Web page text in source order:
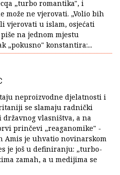
„turbo romantika", i
može ne vjerovati. „Volio bih
vjerovati u islam, osjećati
na jednom mjestu
„pokusno" konstantira:...
neproizvodne djelatnosti i
se slamaju radnički
vlasništva, a na
prinčevi „reaganomike" -
Amis je uhvatio novinarskom
je još u definiranju: „turbo-
zamah, a u medijima se